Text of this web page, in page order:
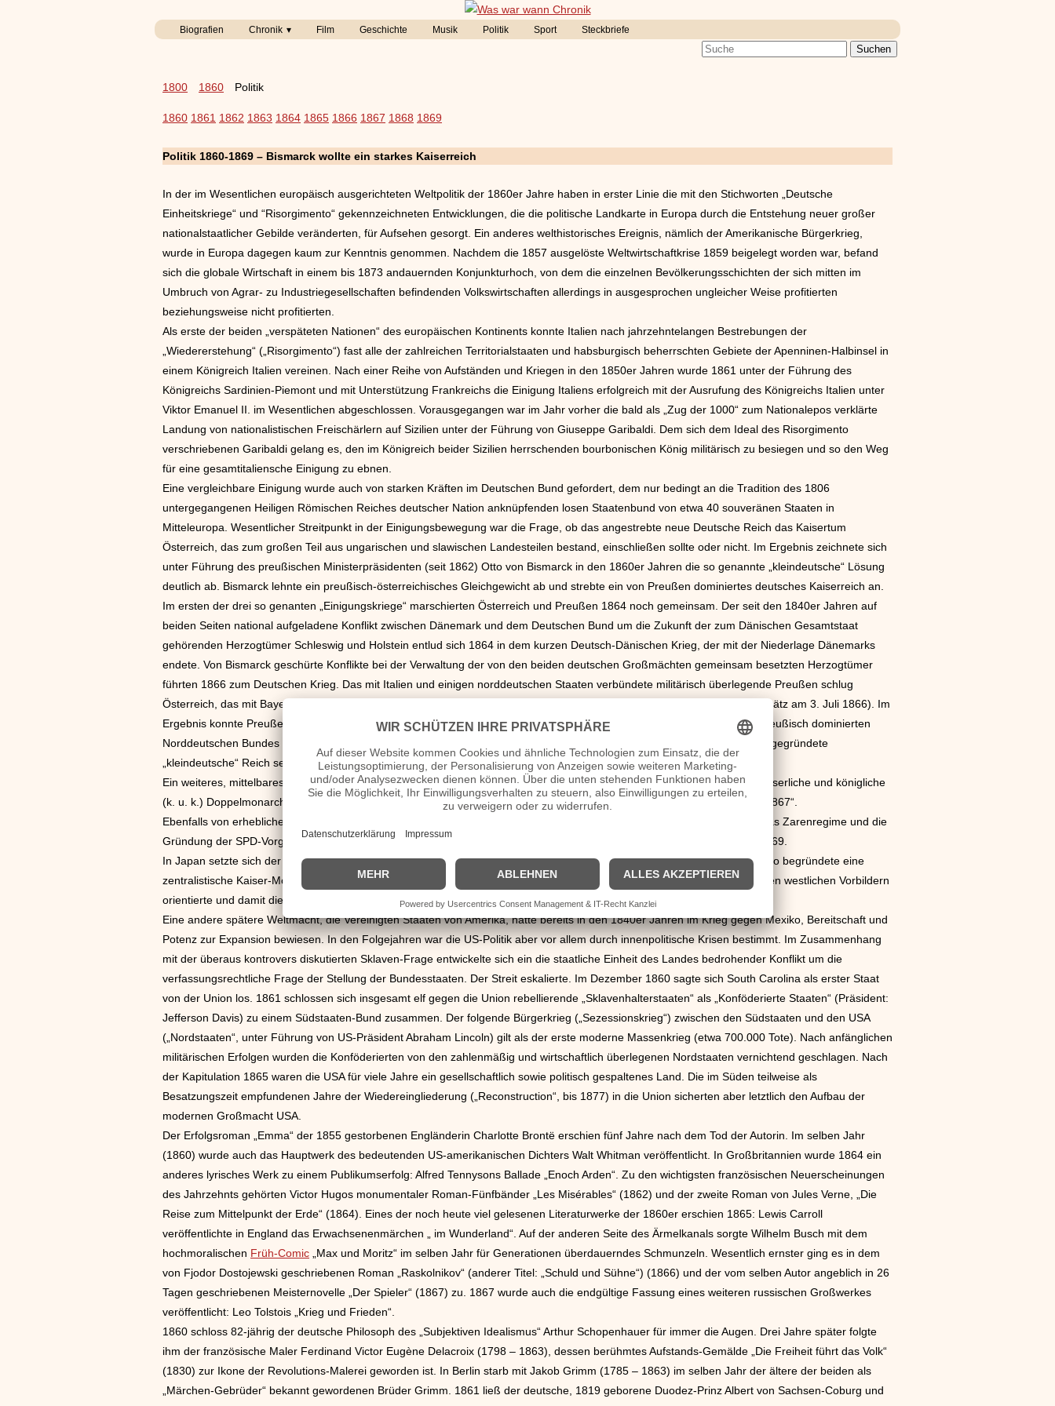
Biografien Chronik Film Geschichte Musik Politik Sport Steckbriefe
1800 1860 Politik
1860 1861 1862 1863 1864 1865 1866 1867 1868 1869
Politik 1860-1869 – Bismarck wollte ein starkes Kaiserreich
In der im Wesentlichen europäisch ausgerichteten Weltpolitik der 1860er Jahre haben in erster Linie die mit den Stichworten „Deutsche
Einheitskriege“ und “Risorgimento“ gekennzeichneten Entwicklungen, die die politische Landkarte in Europa durch die Entstehung neuer großer
nationalstaatlicher Gebilde veränderten, für Aufsehen gesorgt. Ein anderes welthistorisches Ereignis, nämlich der Amerikanische Bürgerkrieg,
wurde in Europa dagegen kaum zur Kenntnis genommen. Nachdem die 1857 ausgelöste Weltwirtschaftkrise 1859 beigelegt worden war, befand
sich die globale Wirtschaft in einem bis 1873 andauernden Konjunkturhoch, von dem die einzelnen Bevölkerungsschichten der sich mitten im
Umbruch von Agrar- zu Industriegesellschaften befindenden Volkswirtschaften allerdings in ausgesprochen ungleicher Weise profitierten
beziehungsweise nicht profitierten.
Als erste der beiden „verspäteten Nationen“ des europäischen Kontinents konnte Italien nach jahrzehntelangen Bestrebungen der
„Wiedererstehung“ („Risorgimento“) fast alle der zahlreichen Territorialstaaten und habsburgisch beherrschten Gebiete der Apenninen-Halbinsel in
einem Königreich Italien vereinen. Nach einer Reihe von Aufständen und Kriegen in den 1850er Jahren wurde 1861 unter der Führung des
Königreichs Sardinien-Piemont und mit Unterstützung Frankreichs die Einigung Italiens erfolgreich mit der Ausrufung des Königreichs Italien unter
Viktor Emanuel II. im Wesentlichen abgeschlossen. Vorausgegangen war im Jahr vorher die bald als „Zug der 1000“ zum Nationalepos verklärte
Landung von nationalistischen Freischärlern auf Sizilien unter der Führung von Giuseppe Garibaldi. Dem sich dem Ideal des Risorgimento
verschriebenen Garibaldi gelang es, den im Königreich beider Sizilien herrschenden bourbonischen König militärisch zu besiegen und so den Weg
für eine gesamtitaliensche Einigung zu ebnen.
Eine vergleichbare Einigung wurde auch von starken Kräften im Deutschen Bund gefordert, dem nur bedingt an die Tradition des 1806
untergegangenen Heiligen Römischen Reiches deutscher Nation anknüpfenden losen Staatenbund von etwa 40 souveränen Staaten in
Mitteleuropa. Wesentlicher Streitpunkt in der Einigungsbewegung war die Frage, ob das angestrebte neue Deutsche Reich das Kaisertum
Österreich, das zum großen Teil aus ungarischen und slawischen Landesteilen bestand, einschließen sollte oder nicht. Im Ergebnis zeichnete sich
unter Führung des preußischen Ministerpräsidenten (seit 1862) Otto von Bismarck in den 1860er Jahren die so genannte „kleindeutsche“ Lösung
deutlich ab. Bismarck lehnte ein preußisch-österreichisches Gleichgewicht ab und strebte ein von Preußen dominiertes deutsches Kaiserreich an.
Im ersten der drei so genanten „Einigungskriege“ marschierten Österreich und Preußen 1864 noch gemeinsam. Der seit den 1840er Jahren auf
beiden Seiten national aufgeladene Konflikt zwischen Dänemark und dem Deutschen Bund um die Zukunft der zum Dänischen Gesamtstaat
gehörenden Herzogtümer Schleswig und Holstein entlud sich 1864 in dem kurzen Deutsch-Dänischen Krieg, der mit der Niederlage Dänemarks
endete. Von Bismarck geschürte Konflikte bei der Verwaltung der von den beiden deutschen Großmächten gemeinsam besetzten Herzogtümer
führten 1866 zum Deutschen Krieg. Das mit Italien und einigen norddeutschen Staaten verbündete militärisch überlegende Preußen schlug
Österreich, das mit Bayern, Sachsen, Hannover und weiteren Staaten alliiert war (Entscheidung in der Schlacht bei Königgrätz am 3. Juli 1866). Im
Ergebnis konnte Preußen sein Territorium nicht nur erheblich durch Annexionen vergrößern, sondern durch Bildung des preußisch dominierten
Norddeutschen Bundes Österreich aus der Einigungsbewegung verdrängen und wesentliche Vorgaben für das dann 1871 gegründete
„kleindeutsche“ Reich setzen.
Ein weiteres, mittelbares, Ergebnis des Krieges war die Umwandlung des zentralistischen Kaisertums Österreich in eine kaiserliche und königliche
(k. u. k.) Doppelmonarchie mit zwei gleichberechtigten Reichsteilen durch den österreichisch-ungarischen „Ausgleich von 1867“.
Ebenfalls von erheblicher politischer Bedeutung war die Niederschlagung des Polnischen Aufstandes von 1863/64 durch das Zarenregime und die
Gründung der SPD-Vorgänger-Partei „Sozialdemokratischen Arbeiterpartei, SDAP“ (Vorsitzender: August Bebel) im Jahr 1869.
In Japan setzte sich der Meiji-Tenno nach dem Boshin-Krieg gegen den Tokugawa-Shogun 1868 endgültig durch. Der Tenno begründete eine
zentralistische Kaiser-Monarchie, die sich bei der Umgestaltung des bis dahin feudalen Staatswesens teilweise an modernen westlichen Vorbildern
orientierte und damit die Grundlagen für den späteren Aufstieg zur imperialistischen Großmacht schuf.
Eine andere spätere Weltmacht, die Vereinigten Staaten von Amerika, hatte bereits in den 1840er Jahren im Krieg gegen Mexiko, Bereitschaft und
Potenz zur Expansion bewiesen. In den Folgejahren war die US-Politik aber vor allem durch innenpolitische Krisen bestimmt. Im Zusammenhang
mit der überaus kontrovers diskutierten Sklaven-Frage entwickelte sich ein die staatliche Einheit des Landes bedrohender Konflikt um die
verfassungsrechtliche Frage der Stellung der Bundesstaaten. Der Streit eskalierte. Im Dezember 1860 sagte sich South Carolina als erster Staat
von der Union los. 1861 schlossen sich insgesamt elf gegen die Union rebellierende „Sklavenhalterstaaten“ als „Konföderierte Staaten“ (Präsident:
Jefferson Davis) zu einem Südstaaten-Bund zusammen. Der folgende Bürgerkrieg („Sezessionskrieg“) zwischen den Südstaaten und den USA
(„Nordstaaten“, unter Führung von US-Präsident Abraham Lincoln) gilt als der erste moderne Massenkrieg (etwa 700.000 Tote). Nach anfänglichen
militärischen Erfolgen wurden die Konföderierten von den zahlenmäßig und wirtschaftlich überlegenen Nordstaaten vernichtend geschlagen. Nach
der Kapitulation 1865 waren die USA für viele Jahre ein gesellschaftlich sowie politisch gespaltenes Land. Die im Süden teilweise als
Besatzungszeit empfundenen Jahre der Wiedereingliederung („Reconstruction“, bis 1877) in die Union sicherten aber letztlich den Aufbau der
modernen Großmacht USA.
Der Erfolgsroman „Emma“ der 1855 gestorbenen Engländerin Charlotte Brontë erschien fünf Jahre nach dem Tod der Autorin. Im selben Jahr
(1860) wurde auch das Hauptwerk des bedeutenden US-amerikanischen Dichters Walt Whitman veröffentlicht. In Großbritannien wurde 1864 ein
anderes lyrisches Werk zu einem Publikumserfolg: Alfred Tennysons Ballade „Enoch Arden“. Zu den wichtigsten französischen Neuerscheinungen
des Jahrzehnts gehörten Victor Hugos monumentaler Roman-Fünfbänder „Les Misérables“ (1862) und der zweite Roman von Jules Verne, „Die
Reise zum Mittelpunkt der Erde“ (1864). Eines der noch heute viel gelesenen Literaturwerke der 1860er erschien 1865: Lewis Carroll
veröffentlichte in England das Erwachsenenmärchen „ im Wunderland“. Auf der anderen Seite des Ärmelkanals sorgte Wilhelm Busch mit dem
hochmoralischen Früh-Comic „Max und Moritz“ im selben Jahr für Generationen überdauerndes Schmunzeln. Wesentlich ernster ging es in dem
von Fjodor Dostojewski geschriebenen Roman „Raskolnikov“ (anderer Titel: „Schuld und Sühne“) (1866) und der vom selben Autor angeblich in 26
Tagen geschriebenen Meisternovelle „Der Spieler“ (1867) zu. 1867 wurde auch die endgültige Fassung eines weiteren russischen Großwerkes
veröffentlicht: Leo Tolstois „Krieg und Frieden“.
1860 schloss 82-jährig der deutsche Philosoph des „Subjektiven Idealismus“ Arthur Schopenhauer für immer die Augen. Drei Jahre später folgte
ihm der französische Maler Ferdinand Victor Eugène Delacroix (1798 – 1863), dessen berühmtes Aufstands-Gemälde „Die Freiheit führt das Volk“
(1830) zur Ikone der Revolutions-Malerei geworden ist. In Berlin starb mit Jakob Grimm (1785 – 1863) im selben Jahr der ältere der beiden als
„Märchen-Gebrüder“ bekannt gewordenen Brüder Grimm. 1861 ließ der deutsche, 1819 geborene Duodez-Prinz Albert von Sachsen-Coburg und